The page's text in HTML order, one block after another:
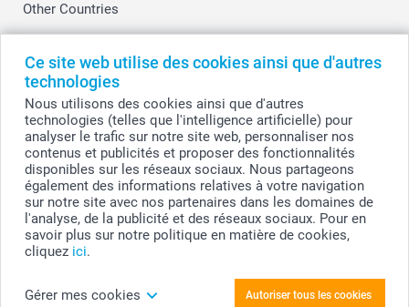
Ce site web utilise des cookies ainsi que d'autres
technologies
Nous utilisons des cookies ainsi que d'autres
technologies (telles que l'intelligence artificielle) pour
analyser le trafic sur notre site web, personnaliser nos
contenus et publicités et proposer des fonctionnalités
disponibles sur les réseaux sociaux. Nous partageons
également des informations relatives à votre navigation
sur notre site avec nos partenaires dans les domaines de
l'analyse, de la publicité et des réseaux sociaux. Pour en
savoir plus sur notre politique en matière de cookies,
cliquez ici.
Gérer mes cookies Autoriser tous les cookies
Personnalisez votre Bloc photo sur bois Carré
Other Countries
© smartphoto group. Tous droits réservés
smartphoto group SA.
Siège social : Kwatrechtsteenweg 160, 9230 Wetteren, Belgique
Numéro de TVA BE 0405.706.755
Numéro d'entreprise 0405.706.755.
Coordonnées bancaires: IBAN BE71 2850 2711 5569 - BIC: GEBABEBB
Tous les prix sont en EURO (€), TVA incluse et hors frais de port.